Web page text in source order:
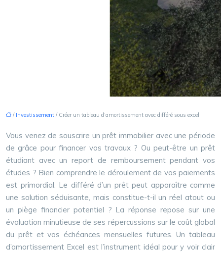
/ Investissement / Créer un tableau d’amortissement avec différé sous excel
Vous venez de souscrire un prêt immobilier avec une période
de grâce pour financer vos travaux ? Ou peut-être un prêt
étudiant avec un report de remboursement pendant vos
études ? Bien comprendre le déroulement de vos paiements
est primordial. Le différé d’un prêt peut apparaître comme
une solution séduisante, mais constitue-t-il un réel atout ou
un piège financier potentiel ? La réponse repose sur une
évaluation minutieuse de ses répercussions sur le coût global
du prêt et vos échéances mensuelles futures. Un tableau
d’amortissement Excel est l’instrument idéal pour y voir clair